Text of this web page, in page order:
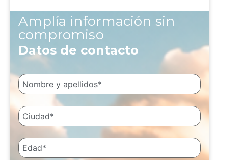
Amplía información sin
compromiso
Datos de contacto